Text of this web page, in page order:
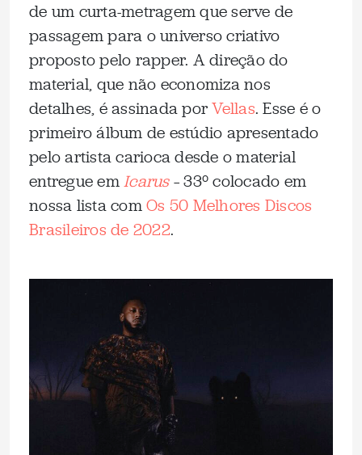
de um curta-metragem que serve de
passagem para o universo criativo
proposto pelo rapper. A direção do
material, que não economiza nos
detalhes, é assinada porVellas. Esse é o
primeiro álbum de estúdio apresentado
pelo artista carioca desde o material
entregue emIcarus– 33º colocado em
nossa lista comOs 50 Melhores Discos
Brasileiros de 2022.